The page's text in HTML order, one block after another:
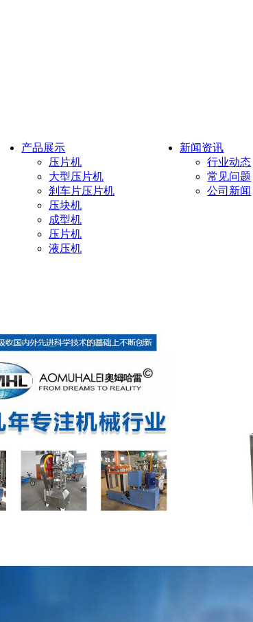
产品展示
压片机
大型压片机
刹车片压片机
压块机
成型机
压片机
液压机
新闻资讯
行业动态
常见问题
公司新闻